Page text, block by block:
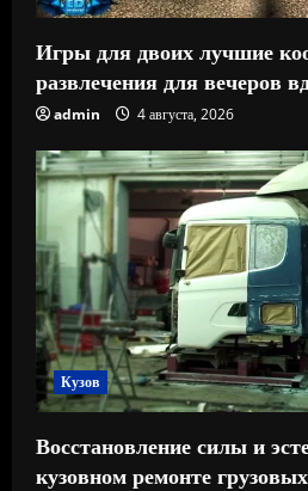
Игры для двоих лучшие
развлечения для вечеров
admin 4 августа, 2026
Кузов
Восстановление силы и
кузовном ремонте